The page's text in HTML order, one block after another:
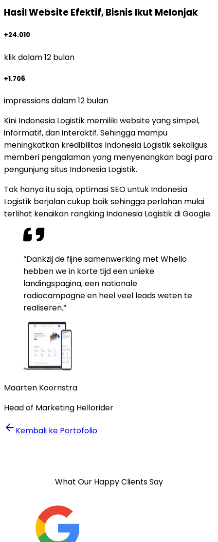
Hasil Website Efektif, Bisnis Ikut Melonjak
+24.010
klik dalam 12 bulan
+1.706
impressions dalam 12 bulan
Kini Indonesia Logistik memiliki website yang simpel,
informatif, dan interaktif. Sehingga mampu
meningkatkan kredibilitas Indonesia Logistik sekaligus
memberi pengalaman yang menyenangkan bagi para
pengunjung situs Indonesia Logistik.
Tak hanya itu saja, optimasi SEO untuk Indonesia
Logistik berjalan cukup baik sehingga perlahan mulai
terlihat kenaikan rangking Indonesia Logistik di Google.
“Dankzij de fijne samenwerking met Whello
hebben we in korte tijd een unieke
landingspagina, een nationale
radiocampagne en heel veel leads weten te
realiseren.“
Maarten Koornstra
Head of Marketing Hellorider
Kembali ke Portofolio
What Our Happy Clients Say